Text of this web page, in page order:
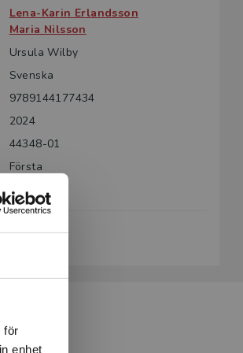
för
enhet
Lena-Karin Erlandsson
Maria Nilsson
Ursula Wilby
Svenska
9789144177434
2024
44348-01
Första
117